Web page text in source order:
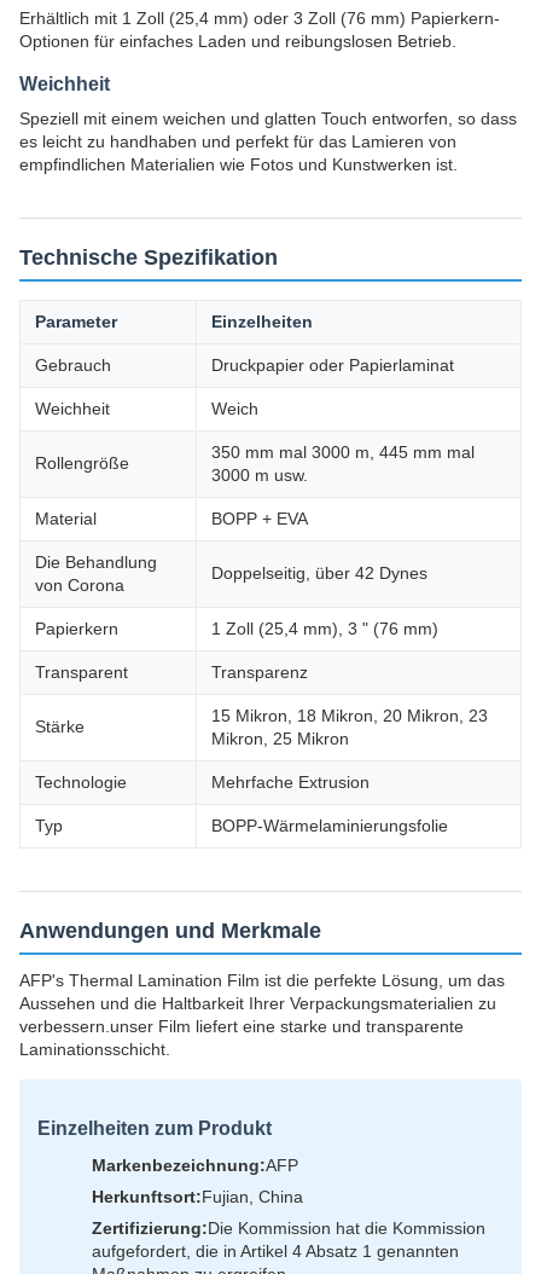
Erhältlich mit 1 Zoll (25,4 mm) oder 3 Zoll (76 mm) Papierkern-
Optionen für einfaches Laden und reibungslosen Betrieb.
Weichheit
Speziell mit einem weichen und glatten Touch entworfen, so dass
es leicht zu handhaben und perfekt für das Lamieren von
empfindlichen Materialien wie Fotos und Kunstwerken ist.
Technische Spezifikation
Parameter Einzelheiten
Gebrauch Druckpapier oder Papierlaminat
Weichheit Weich
Rollengröße
350 mm mal 3000 m, 445 mm mal
3000 m usw.
Material BOPP + EVA
Die Behandlung
von Corona
Doppelseitig, über 42 Dynes
Papierkern 1 Zoll (25,4 mm), 3 " (76 mm)
Transparent Transparenz
Stärke
15 Mikron, 18 Mikron, 20 Mikron, 23
Mikron, 25 Mikron
Technologie Mehrfache Extrusion
Typ BOPP-Wärmelaminierungsfolie
Anwendungen und Merkmale
AFP's Thermal Lamination Film ist die perfekte Lösung, um das
Aussehen und die Haltbarkeit Ihrer Verpackungsmaterialien zu
verbessern.unser Film liefert eine starke und transparente
Laminationsschicht.
Einzelheiten zum Produkt
Markenbezeichnung:AFP
Herkunftsort:Fujian, China
Zertifizierung:Die Kommission hat die Kommission
aufgefordert, die in Artikel 4 Absatz 1 genannten